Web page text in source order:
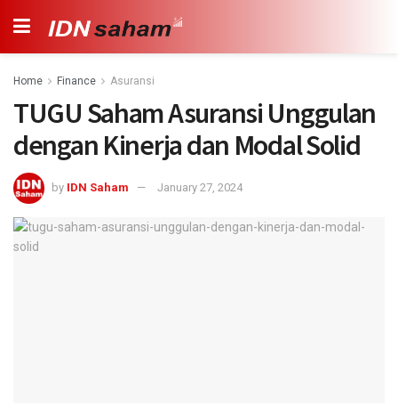
Home Finance Asuransi
TUGU Saham Asuransi Unggulan
dengan Kinerja dan Modal Solid
by IDN Saham January 27, 2024